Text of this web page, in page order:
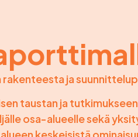
ja
taustan ja
osa-alueelle sekä